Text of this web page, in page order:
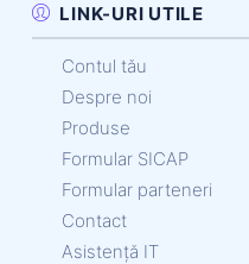
LINK-URI UTILE
Contul tău
Despre noi
Produse
Formular SICAP
Formular parteneri
Contact
Asistență IT